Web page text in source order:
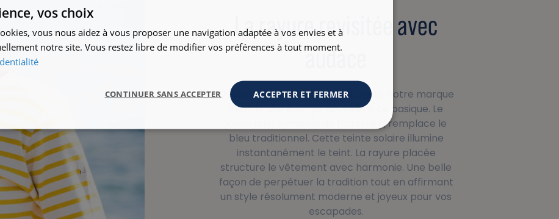
La rayure revisitée avec
audace
Oubliez la stricte marine nationale, notre marque
insuffle une énergie nouvelle à ce basique. Le
jaune miel, symbole de fraternité, remplace le
bleu traditionnel. Cette teinte solaire illumine
instantanément le teint. La rayure placée
structure le vêtement avec harmonie. Une belle
façon de perpétuer la tradition tout en affirmant
un style résolument moderne et joyeux pour vos
escapades.
vos choix
vous nous aidez à vous proposer une navigation adaptée à vos envies et à
notre site. Vous restez libre de modifier vos préférences à tout moment.
ACCEPTER ET FERMER
CONTINUER SANS ACCEPTER